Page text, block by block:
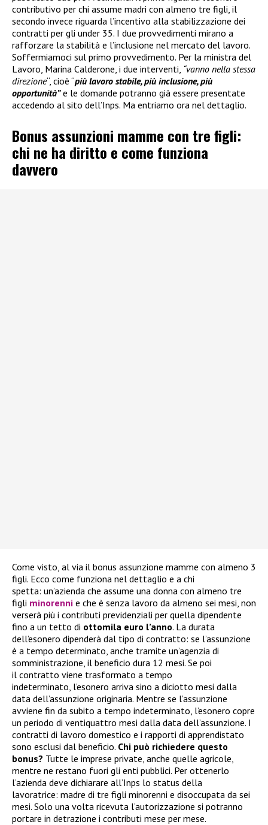
contributivo per chi assume madri con almeno tre figli, il
secondo invece riguarda l’incentivo alla stabilizzazione dei
contratti per gli under 35. I due provvedimenti mirano a
rafforzare la stabilità e l’inclusione nel mercato del lavoro.
Soffermiamoci sul primo provvedimento. Per la ministra del
Lavoro, Marina Calderone, i due interventi, “vanno nella stessa
direzione“, cioè “più lavoro stabile, più inclusione, più
opportunità”e le domande potranno già essere presentate
accedendo al sito dell’Inps. Ma entriamo ora nel dettaglio.
Bonus assunzioni mamme con tre figli:
chi ne ha diritto e come funziona
davvero
Come visto, al via il bonus assunzione mamme con almeno 3
figli. Ecco come funziona nel dettaglio e a chi
spetta: un’azienda che assume una donna con almeno tre
figli minorenni e che è senza lavoro da almeno sei mesi, non
verserà più i contributi previdenziali per quella dipendente
fino a un tetto di ottomila euro l’anno. La durata
dell’esonero dipenderà dal tipo di contratto: se l’assunzione
è a tempo determinato, anche tramite un’agenzia di
somministrazione, il beneficio dura 12 mesi. Se poi
il contratto viene trasformato a tempo
indeterminato, l’esonero arriva sino a diciotto mesi dalla
data dell’assunzione originaria. Mentre se l’assunzione
avviene fin da subito a tempo indeterminato, l’esonero copre
un periodo di ventiquattro mesi dalla data dell’assunzione. I
contratti di lavoro domestico e i rapporti di apprendistato
sono esclusi dal beneficio. Chi può richiedere questo
bonus? Tutte le imprese private, anche quelle agricole,
mentre ne restano fuori gli enti pubblici. Per ottenerlo
l’azienda deve dichiarare all’Inps lo status della
lavoratrice: madre di tre figli minorenni e disoccupata da sei
mesi. Solo una volta ricevuta l’autorizzazione si potranno
portare in detrazione i contributi mese per mese.